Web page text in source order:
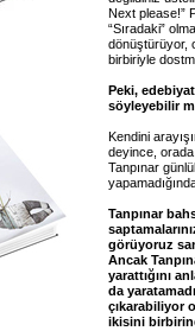
Next please!”
“Sıradaki”
dönüştürüyor,
birbiriyle
Peki,
söyleyebilir
Kendini
deyince,
Tanpınar
Tanpınar
görüyoruz
Ancak
yarattığını
da
çıkarabiliyor
ikisini